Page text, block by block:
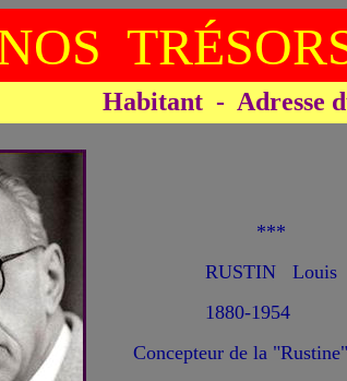
Habitant - Adresse
RUSTIN Louis
1880-1954
Concepteur de la "Rustine"